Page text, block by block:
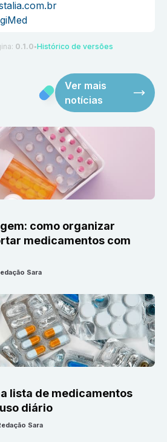
0.1.0 ●Histórico de versões
Ver mais
notícias
como organizar
medicamentos com
Sara
lista de medicamentos
diário
Sara